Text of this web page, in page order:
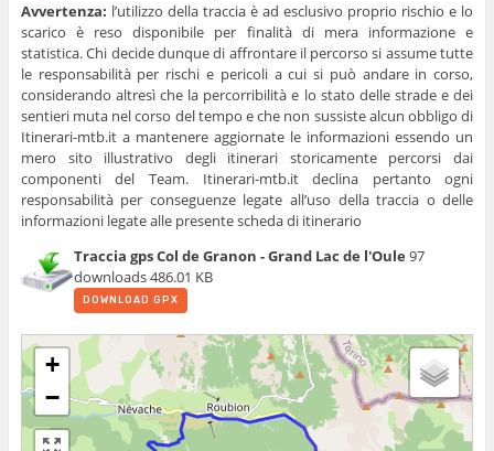
Avvertenza: l’utilizzo della traccia è ad esclusivo proprio rischio e lo
scarico è reso disponibile per finalità di mera informazione e
statistica. Chi decide dunque di affrontare il percorso si assume tutte
le responsabilità per rischi e pericoli a cui si può andare in corso,
considerando altresì che la percorribilità e lo stato delle strade e dei
sentieri muta nel corso del tempo e che non sussiste alcun obbligo di
Itinerari-mtb.it a mantenere aggiornate le informazioni essendo un
mero sito illustrativo degli itinerari storicamente percorsi dai
componenti del Team. Itinerari-mtb.it declina pertanto ogni
responsabilità per conseguenze legate all’uso della traccia o delle
informazioni legate alle presente scheda di itinerario
Traccia gps Col de Granon - Grand Lac de l'Oule 97
downloads486.01 KB
DOWNLOAD GPX
+
−